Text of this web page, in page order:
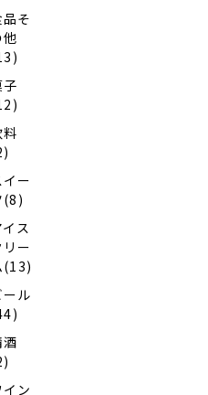
そ
ー
(8)
ス
ー
(13)
ール
ン